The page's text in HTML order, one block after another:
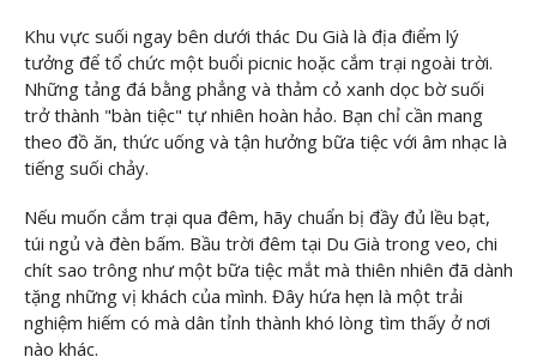
Khu vực suối ngay bên dưới thác Du Già là địa điểm lý
tưởng để tổ chức một buổi picnic hoặc cắm trại ngoài trời.
Những tảng đá bằng phẳng và thảm cỏ xanh dọc bờ suối
trở thành "bàn tiệc" tự nhiên hoàn hảo. Bạn chỉ cần mang
theo đồ ăn, thức uống và tận hưởng bữa tiệc với âm nhạc là
tiếng suối chảy.
Nếu muốn cắm trại qua đêm, hãy chuẩn bị đầy đủ lều bạt,
túi ngủ và đèn bấm. Bầu trời đêm tại Du Già trong veo, chi
chít sao trông như một bữa tiệc mắt mà thiên nhiên đã dành
tặng những vị khách của mình. Đây hứa hẹn là một trải
nghiệm hiếm có mà dân tỉnh thành khó lòng tìm thấy ở nơi
nào khác.